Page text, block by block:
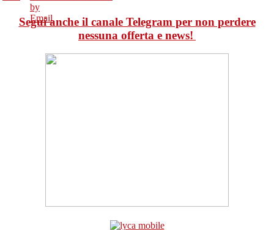
Segui anche il canale Telegram per non perdere
nessuna offerta e news!